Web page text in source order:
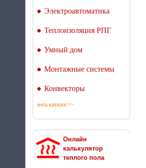
Электроавтоматика
Теплоизоляция РПГ
Умный дом
Монтажные системы
Конвекторы
весь каталог>>
Онлайн
калькулятор
теплого пола